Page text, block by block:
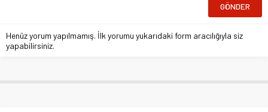
Henüz yorum yapılmamış. İlk yorumu yukarıdaki form aracılığıyla siz
yapabilirsiniz.